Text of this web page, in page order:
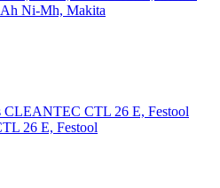
Ni-Mh, Makita
26 E, Festool